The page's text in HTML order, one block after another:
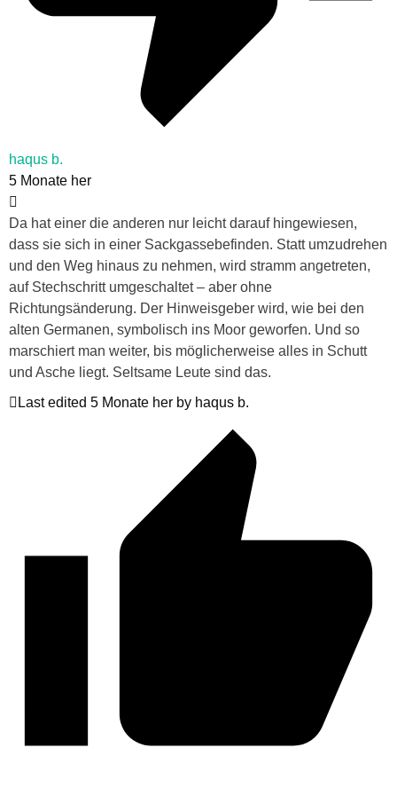
haqus b.
5 Monate her
Da hat einer die anderen nur leicht darauf hingewiesen,
dass sie sich in einer Sackgassebefinden. Statt umzudrehen
und den Weg hinaus zu nehmen, wird stramm angetreten,
auf Stechschritt umgeschaltet – aber ohne
Richtungsänderung. Der Hinweisgeber wird, wie bei den
alten Germanen, symbolisch ins Moor geworfen. Und so
marschiert man weiter, bis möglicherweise alles in Schutt
und Asche liegt. Seltsame Leute sind das.
Last edited 5 Monate her by haqus b.